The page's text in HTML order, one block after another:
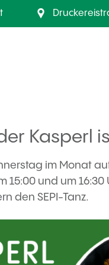
Kasperl
im Monat
und um
den SEPI-Tanz.